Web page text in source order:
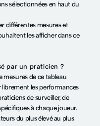
sélectionnées en haut du
différentes mesures et
les afficher dans ce
par un praticien ?
mesures de ce tableau
les performances
de surveiller, de
à chaque joueur.
du plus élevé au plus